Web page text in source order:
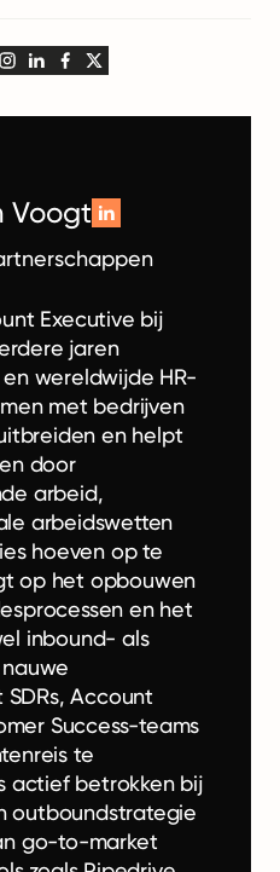
Voogt
Executive bij
jaren
wereldwijde HR-
met bedrijven
en helpt
door
arbeid,
arbeidswetten
hoeven op te
op het opbouwen
en het
inbound- als
Account
Success-teams
te
actief betrokken bij
outboundstrategie
go-to-market